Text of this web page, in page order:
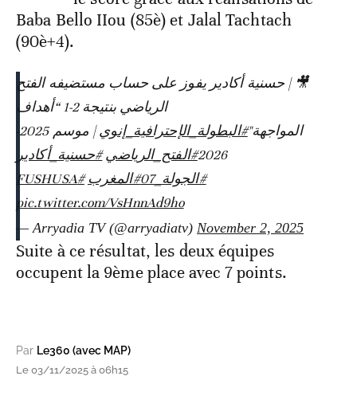
Baba Bello IIou (85è) et Jalal Tachtach
(90è+4).
🎥 | حسنية أكادير يفوز على حساب مستضيفه الفتح
الرياضي بنتيجة 2-1 “أهداف
المواجهة"#البطولة_الإحترافية_إنوي
2026#الفتح_الرياضي #حسنية_أكادير
#الجولة_07
#المغرب #FUSHUSA
pic.twitter.com/VsHnnAd9ho
— Arryadia TV (@arryadiatv) November 2, 2025
Suite à ce résultat, les deux équipes
occupent la 9ème place avec 7 points.
Par Le360 (avec MAP)
Le 03/11/2025 à 06h15